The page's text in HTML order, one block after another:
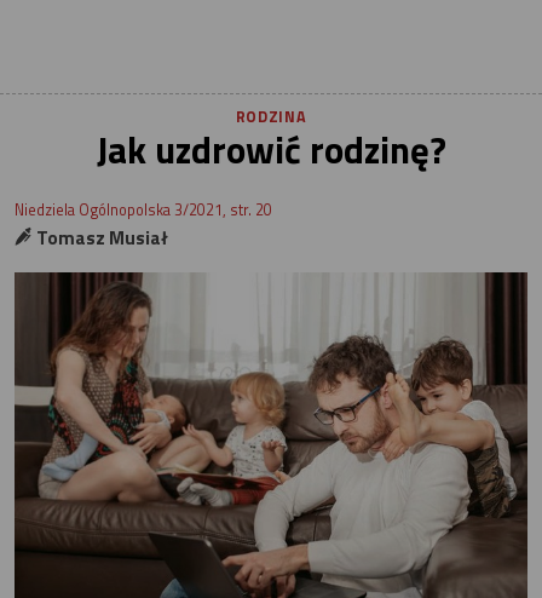
RODZINA
Jak uzdrowić rodzinę?
Niedziela Ogólnopolska 3/2021, str. 20
Tomasz Musiał